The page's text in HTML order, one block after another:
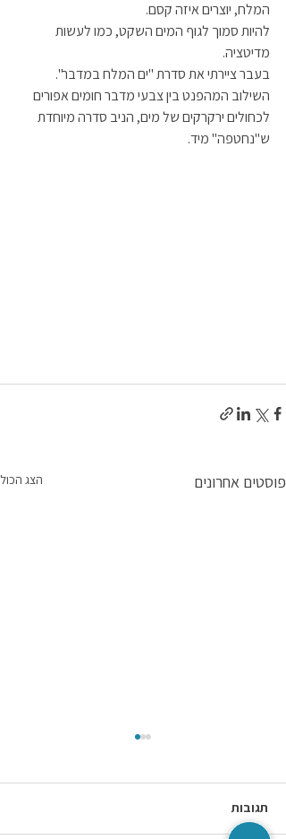
המלח, יוצרים איזה קסם.
להיות סמוך לגוף המים השקט, כמו לעשות
מדיטציה.
בעבר ציירתי את סדרת "ים המלח במדבר".
השילוב המהפנט בין צבעי מדבר חומים אפורים
לכחולים ירקרקים של מים, הניב סדרה מיוחדת
ש"נחטפה" מיד.
פוסטים אחרונים הצג הכול
תגובות